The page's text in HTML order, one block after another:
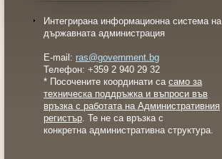
Интегрирана информационна система на
държавната администрация
E-mail: ras@government.bg
Телефон: +359 2 940 29 32
* Посочените координати са само за
техническа поддръжка и въпроси във
връзка с работата на Административния
регистър. Те не са връзка с
конкретна административна структура.